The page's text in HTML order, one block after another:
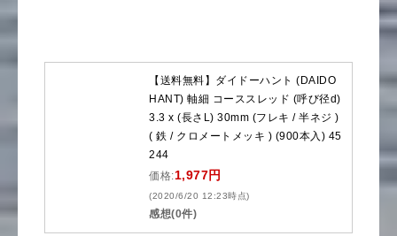
【送料無料】ダイドーハント (DAIDO
HANT) 軸細 コーススレッド (呼び径d)
3.3 x (長さL) 30mm (フレキ / 半ネジ )
( 鉄 / クロメートメッキ ) (900本入) 45
244
価格:1,977円
(2020/6/20 12:23時点)
感想(0件)